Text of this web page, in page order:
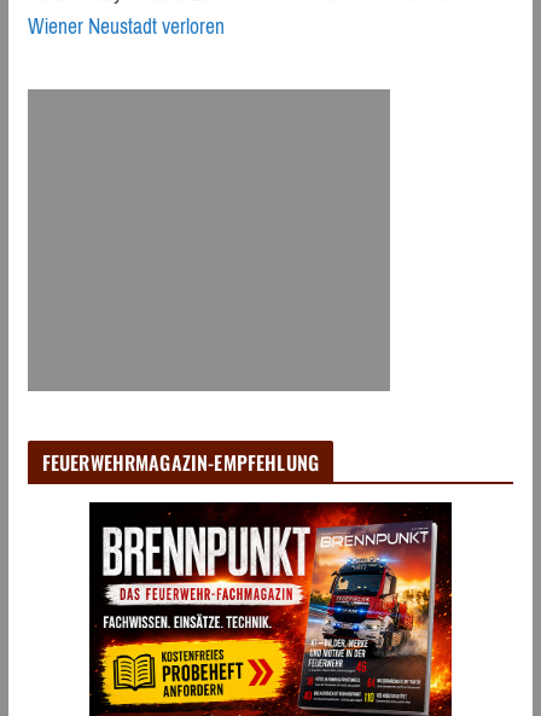
Wiener Neustadt verloren
FEUERWEHRMAGAZIN-EMPFEHLUNG